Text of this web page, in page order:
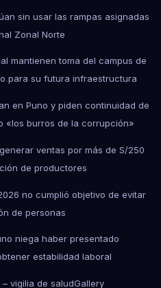
sin usar las rampas asignadas
Zonal Norte
mantienen toma del campus de
para su futura infraestructura
en Puno y piden continuidad de
«los burros de la corrupción»
ventas por más de S/250
de productores
no cumplió objetivo de evitar
de personas
niega haber presentado
estabilidad laboral
vigilia de saludGallery